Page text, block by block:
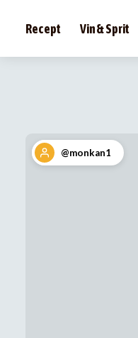
Recept Vin & Sprit
@monkan1